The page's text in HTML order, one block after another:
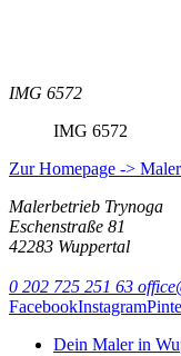
IMG 6572
IMG 6572
Zur Homepage ->
Malerbetrieb Trynoga
Eschenstraße 81
42283 Wuppertal
0 202 725 251 63
FacebookInstagram
Dein Maler in